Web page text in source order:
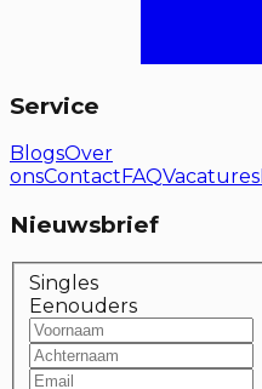
Service
BlogsOver
onsContact FAQVacatures
Nieuwsbrief
Singles
Eenouders